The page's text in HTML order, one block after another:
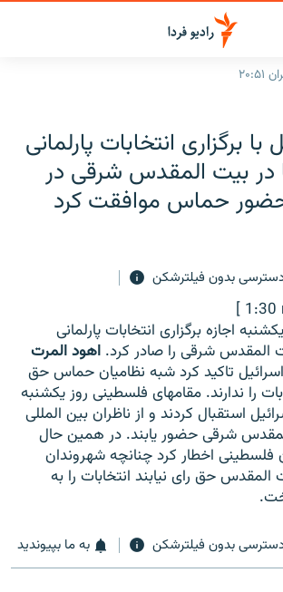
با برگزاری انتخابات پارلمانی
بیت المقدس شرقی در
حماس موافقت کرد
بدون فیلترشکن
[ 1:30
اجازه برگزاری انتخابات پارلمانی
المقدس شرقی را صادر کرد. اهود المرت
تاکید کرد شبه نظامیان حماس حق
را ندارند. مقامهای فلسطینی روز یکشنبه
استقبال کردند و از ناظران بین المللی
شرقی حضور یابند. در همین حال
اخطار کرد چنانچه شهروندان
حق رای نیابند انتخابات را به
بدون فیلترشکن به ما بپیوندید